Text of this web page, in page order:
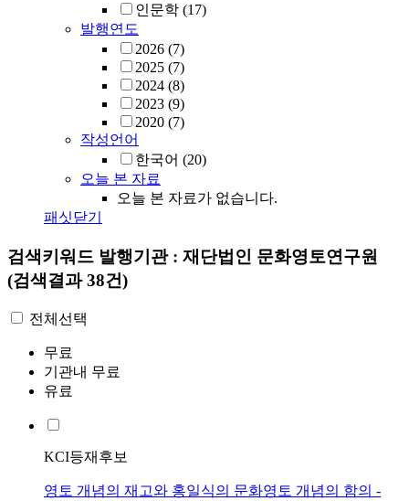
인문학 (17)
발행연도
2026 (7)
2025 (7)
2024 (8)
2023 (9)
2020 (7)
작성언어
한국어 (20)
오늘 본 자료
오늘 본 자료가 없습니다.
패싯닫기
검색키워드 발행기관 : 재단법인 문화영토연구원
(검색결과 38건)
전체선택
무료
기관내 무료
유료
KCI등재후보
영토 개념의 재고와 홍일식의 문화영토 개념의 함의 -